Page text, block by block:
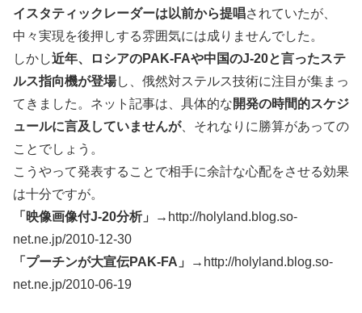
イスタティックレーダーは以前から提唱されていたが、
中々実現を後押しする雰囲気には成りませんでした。
しかし近年、ロシアのPAK-FAや中国のJ-20と言ったステ
ルス指向機が登場し、俄然対ステルス技術に注目が集まっ
てきました。ネット記事は、具体的な開発の時間的スケジ
ュールに言及していませんが、それなりに勝算があっての
ことでしょう。
こうやって発表することで相手に余計な心配をさせる効果
は十分ですが。
「映像画像付J-20分析」→ http://holyland.blog.so-
net.ne.jp/2010-12-30
「プーチンが大宣伝PAK-FA」→ http://holyland.blog.so-
net.ne.jp/2010-06-19